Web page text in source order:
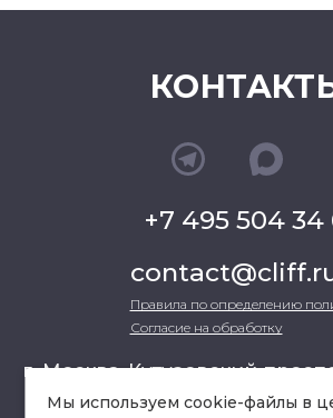
+7 495 504 34
Правила по определению
Согласие на обработку
г. Москва, Кутузовский
офис 301
Мы используем cookie-файлы в